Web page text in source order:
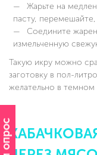
Жарьте на
пасту,
Соедините
измельченную
Такую икру можно
заготовку в пол-
желательно в